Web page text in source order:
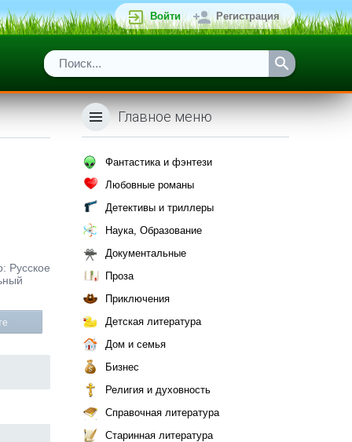
Войти Регистрация
Русское
Главное меню
Фантастика и фэнтези
Любовные романы
Детективы и триллеры
Наука, Образование
Документальные
Проза
Приключения
Детская литература
Дом и семья
Бизнес
Религия и духовность
Справочная литература
Старинная литература